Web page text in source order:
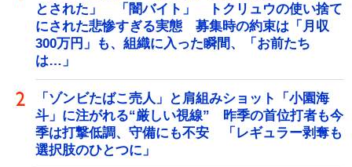
とされた」 「闇バイト」 トクリュウの使い捨て
にされた悲惨すぎる実態 募集時の約束は「月収
300万円」も、組織に入った瞬間、「お前たち
は…」
「ゾンビたばこ売人」と肩組みショット「小園海
斗」に注がれる“厳しい視線” 昨季の首位打者も今
季は打撃低調、守備にも不安 「レギュラー剥奪も
選択肢のひとつに」